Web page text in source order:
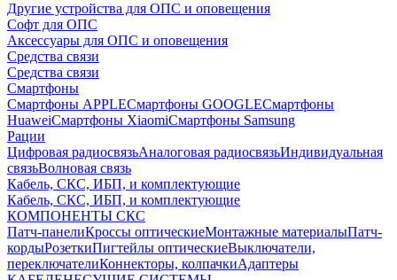
Другие устройства для ОПС и оповещения
Софт для ОПС
Аксессуары для ОПС и оповещения
Средства связи
Средства связи
Смартфоны
Смартфоны APPLEСмартфоны GOOGLEСмартфоны
HuaweiСмартфоны XiaomiСмартфоны Samsung
Рации
Цифровая радиосвязьАналоговая радиосвязьИндивидуальная
связьВолновая связь
Кабель, СКС, ИБП, и комплектующие
Кабель, СКС, ИБП, и комплектующие
КОМПОНЕНТЫ СКС
Патч-панелиКроссы оптическиеМонтажные материалыПатч-
кордыРозеткиПигтейлы оптическиеВыключатели,
переключателиКоннекторы, колпачкиАдаптеры